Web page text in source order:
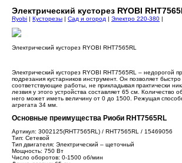
Электрический кусторез RYOBI
Ryobi | Кусторезы | Сад и огород | Электро 220-380 |
Электрический кусторез RYOBI RHT7565RL
Электрический кусторез RYOBI RHT7565RL – недорогой
подрезания кустарников инструмент. Он позволяет
соответствующие работы, не прикладывая практически
лезвия у этого устройства составляет 65 см. Количество
него может иметь величину от 0 до 1500. Режущая
агрегата 34 мм.
Основные преимущества Риоби RHT7565RL
Артикул: 3002125(RHT7565RL) / RHT7565RL / 15469056
Тип: Сетевой
Тип двигателя: Электрический – щеточный
Мощность: 750 Вт
Число оборотов: 0-1500 об/мин